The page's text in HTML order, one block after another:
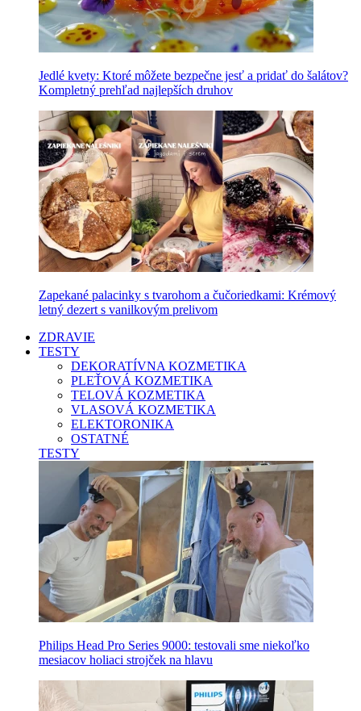
Jedlé kvety: Ktoré môžete bezpečne jesť a pridať do šalátov?
Kompletný prehľad najlepších druhov
Zapekané palacinky s tvarohom a čučoriedkami: Krémový
letný dezert s vanilkovým prelivom
ZDRAVIE
TESTY
DEKORATÍVNA KOZMETIKA
PLEŤOVÁ KOZMETIKA
TELOVÁ KOZMETIKA
VLASOVÁ KOZMETIKA
ELEKTORONIKA
OSTATNÉ
TESTY
Philips Head Pro Series 9000: testovali sme niekoľko
mesiacov holiaci strojček na hlavu